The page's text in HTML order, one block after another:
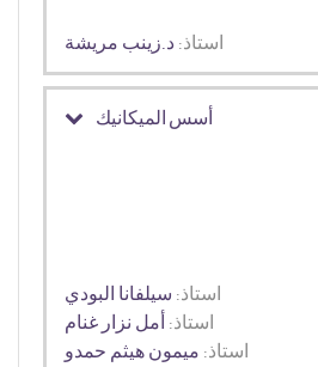
استاذ: د.زينب مريشة
أسس الميكانيك
استاذ: سيلفانا البودي
استاذ: أمل نزار غنام
استاذ: ميمون هيثم حمدو